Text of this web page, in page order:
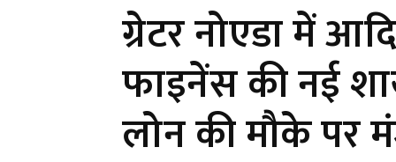
ग्रेटर नोएडा में
फाइनेंस की नई
लोन की मौके पर